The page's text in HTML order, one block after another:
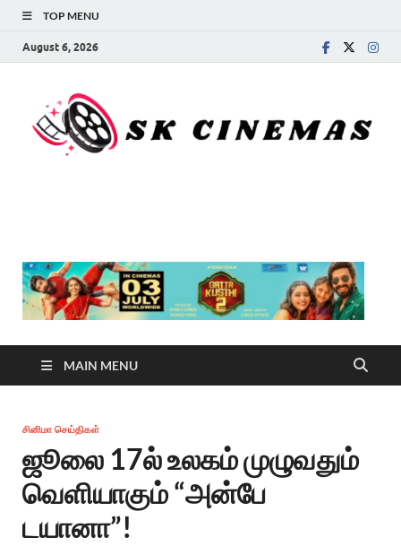
TOP MENU
August 6, 2026
MAIN MENU
சினிமா செய்திகள்
ஜூலை 17ல் உலகம் முழுவதும்
வெளியாகும் “அன்பே
டயானா”!